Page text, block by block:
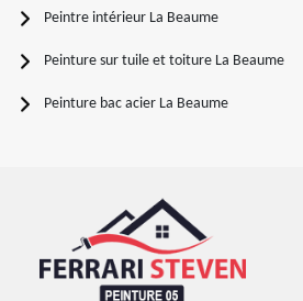
Peintre intérieur La Beaume
Peinture sur tuile et toiture La Beaume
Peinture bac acier La Beaume